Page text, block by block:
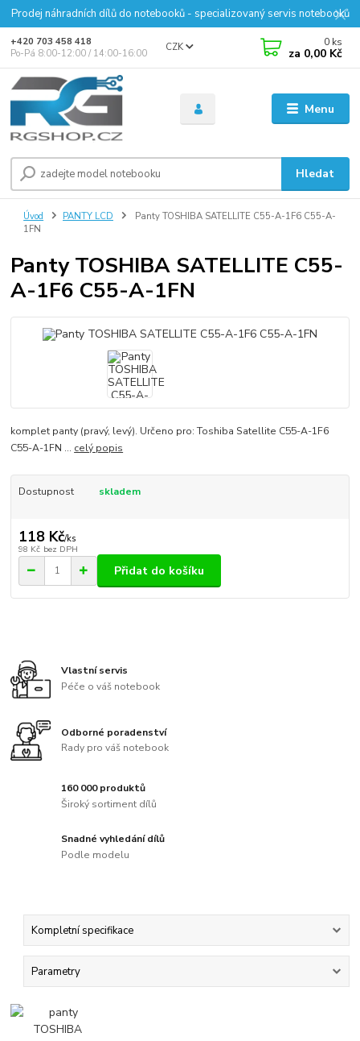
Prodej náhradních dílů do notebooků - specializovaný servis notebooků
Menu
CZK
Hledat
+420 703 458 418
Po-Pá 8:00-12:00 / 14:00-16:00
0 ks
za 0,00 Kč
Úvod PANTY LCD
Panty TOSHIBA SATELLITE C55-A-1F6 C55-A-
1FN
Panty TOSHIBA SATELLITE C55-
A-1F6 C55-A-1FN
komplet panty (pravý, levý). Určeno pro: Toshiba Satellite C55-A-1F6
C55-A-1FN ... celý popis
Dostupnost skladem
118 Kč/ks
98 Kč bez DPH
Přidat do košíku
Vlastní servis
Péče o váš notebook
Odborné poradenství
Rady pro váš notebook
160 000 produktů
Široký sortiment dílů
Snadné vyhledání dílů
Podle modelu
Kompletní specifikace
Parametry